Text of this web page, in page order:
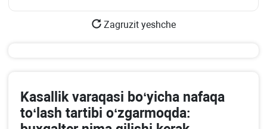
Zagruzit yeshche
Kasallik varaqasi boʻyicha nafaqa
toʻlash tartibi oʻzgarmoqda: